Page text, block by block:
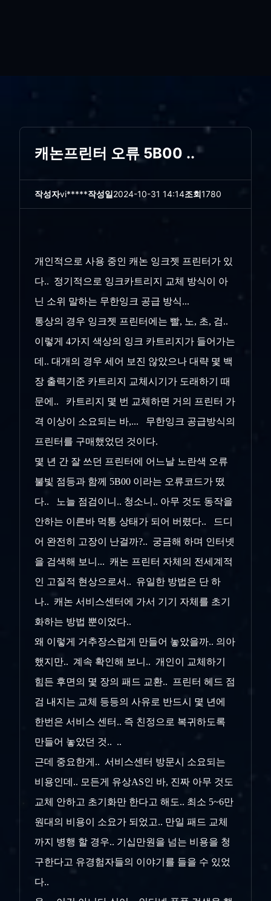
캐논프린터 오류 5B00 ..
작성자vi*****작성일2024-10-31 14:14조회1780
개인적으로 사용 중인 캐논 잉크젯 프린터가 있
다.. 정기적으로 잉크카트리지 교체 방식이 아
닌 소위 말하는 무한잉크 공급 방식...
통상의 경우 잉크젯 프린터에는 빨, 노, 초, 검..
이렇게 4가지 색상의 잉크 카트리지가 들어가는
데.. 대개의 경우 세어 보진 않았으나 대략 몇 백
장 출력기준 카트리지 교체시기가 도래하기 때
문에.. 카트리지 몇 번 교체하면 거의 프린터 가
격 이상이 소요되는 바,... 무한잉크 공급방식의
프린터를 구매했었던 것이다.
몇 년 간 잘 쓰던 프린터에 어느날 노란색 오류
불빛 점등과 함께 5B00 이라는 오류코드가 떴
다.. 노늘 점검이니.. 청소니.. 아무 것도 동작을
안하는 이른바 먹통 상태가 되어 버렸다.. 드디
어 완전히 고장이 난걸까?.. 궁금해 하며 인터넷
을 검색해 보니... 캐논 프린터 자체의 전세계적
인 고질적 현상으로서.. 유일한 방법은 단 하
나.. 캐논 서비스센터에 가서 기기 자체를 초기
화하는 방법 뿐이었다..
왜 이렇게 거추장스럽게 만들어 놓았을까.. 의아
했지만.. 계속 확인해 보니.. 개인이 교체하기
힘든 후면의 몇 장의 패드 교환.. 프린터 헤드 점
검 내지는 교체 등등의 사유로 반드시 몇 년에
한번은 서비스 센터.. 즉 친정으로 복귀하도록
만들어 놓았던 것.. ..
근데 중요한게.. 서비스센터 방문시 소요되는
비용인데.. 모든게 유상AS인 바, 진짜 아무 것도
교체 안하고 초기화만 한다고 해도.. 최소 5~6만
원대의 비용이 소요가 되었고.. 만일 패드 교체
까지 병행 할 경우.. 기십만원을 넘는 비용을 청
구한다고 유경험자들의 이야기를 들을 수 있었
다..